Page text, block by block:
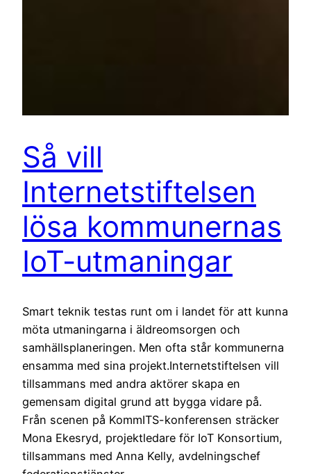
Så vill
Internetstiftelsen
lösa kommunernas
IoT-utmaningar
Smart teknik testas runt om i landet för att kunna
möta utmaningarna i äldreomsorgen och
samhällsplaneringen. Men ofta står kommunerna
ensamma med sina projekt.Internetstiftelsen vill
tillsammans med andra aktörer skapa en
gemensam digital grund att bygga vidare på.
Från scenen på KommITS-konferensen sträcker
Mona Ekesryd, projektledare för IoT Konsortium,
tillsammans med Anna Kelly, avdelningschef